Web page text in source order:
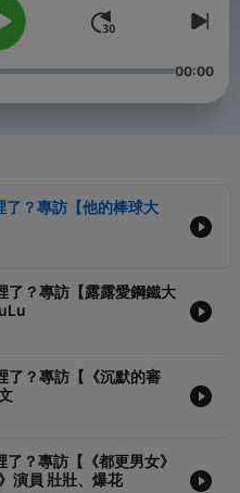
00:00
？專訪【他的棒球大
？專訪【露露愛鋼鐵大
？專訪【《沉默的審
？專訪【《都更男女》
演員 壯壯、爆花